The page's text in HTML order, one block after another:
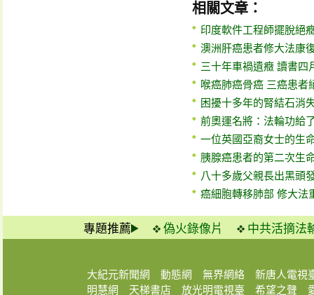
相關文章：
印度軟件工程師擺脫絕
澳洲肝癌患者修大法康
三十年車禍遺癥 讀書四
喉癌肺癌骨癌 三癌患者
困擾十多年的腎結石消
前奧運名將：法輪功給
一位英國亞裔女士的生
胰腺癌患者的第二次生
八十多歲父親長出黑頭
癌細胞轉移肺部 修大法
專題推薦 偽火錄像片 中共活摘法
大紀元新聞網 動態網 無界網絡
新唐人電視
明慧網
天梯書店 放光明電視臺 希望之聲